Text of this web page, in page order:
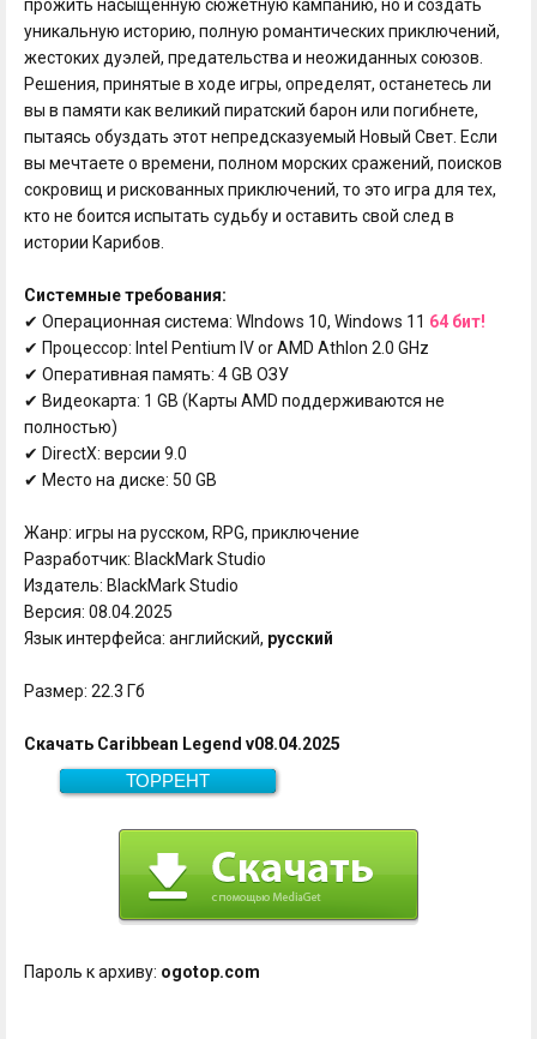
прожить насыщенную сюжетную кампанию, но и создать
уникальную историю, полную романтических приключений,
жестоких дуэлей, предательства и неожиданных союзов.
Решения, принятые в ходе игры, определят, останетесь ли
вы в памяти как великий пиратский барон или погибнете,
пытаясь обуздать этот непредсказуемый Новый Свет. Если
вы мечтаете о времени, полном морских сражений, поисков
сокровищ и рискованных приключений, то это игра для тех,
кто не боится испытать судьбу и оставить свой след в
истории Карибов.
Системные требования:
✔ Операционная система: WIndows 10, Windows 11 64 бит!
✔ Процессор: Intel Pentium IV or AMD Athlon 2.0 GHz
✔ Оперативная память: 4 GB ОЗУ
✔ Видеокарта: 1 GB (Карты AMD поддерживаются не
полностью)
✔ DirectX: версии 9.0
✔ Место на диске: 50 GB
Жанр: игры на русском, RPG, приключение
Разработчик: BlackMark Studio
Издатель: BlackMark Studio
Версия: 08.04.2025
Язык интерфейса: английский, русский
Размер: 22.3 Гб
Скачать Caribbean Legend v08.04.2025
ТОРРЕНТ
22.3 Гб
Скачать
Пароль к архиву: ogotop.com